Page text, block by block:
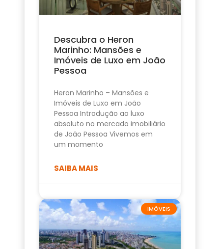
Descubra o Heron
Marinho: Mansões e
Imóveis de Luxo em João
Pessoa
Heron Marinho – Mansões e
Imóveis de Luxo em João
Pessoa Introdução ao luxo
absoluto no mercado imobiliário
de João Pessoa Vivemos em
um momento
SAIBA MAIS
IMÓVEIS